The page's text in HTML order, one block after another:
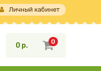
Личный кабинет
0
0 р.